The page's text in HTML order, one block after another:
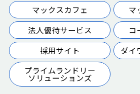
マックスカフェ
マ
法人優待サービス
コ
採用サイト
ダイ
プライムランドリー
ソリューションズ